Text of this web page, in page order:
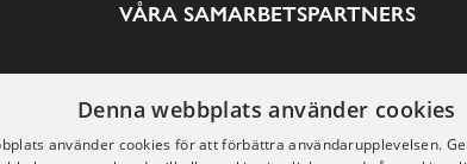
VÅRA SAMARBETSPARTNERS
Denna webbplats använder cookies
använder cookies för att förbättra användarupplevelsen.